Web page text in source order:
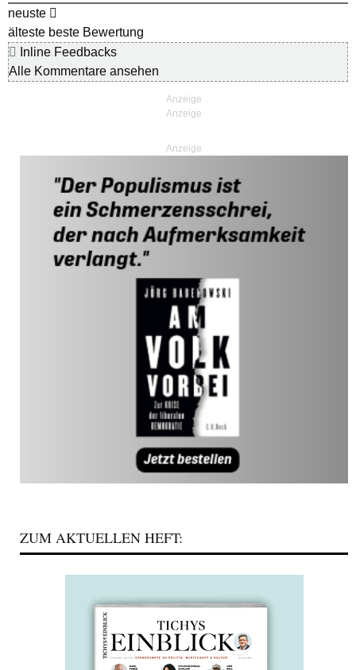
neuste
älteste beste Bewertung
Inline Feedbacks
Alle Kommentare ansehen
Anzeige
ZUM AKTUELLEN HEFT: